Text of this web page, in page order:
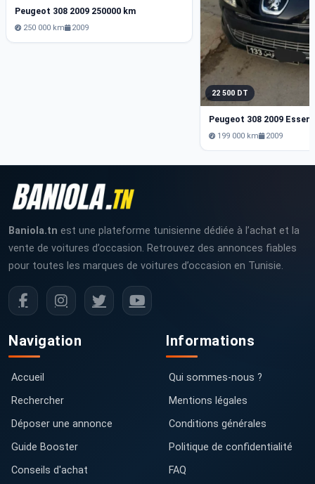
Peugeot 308 2009 250000 km
250 000 km 2009
22 500 DT
Peugeot 308 2009
199 000 km 2009
Baniola.tn est une plateforme tunisienne dédiée à l’achat et la
vente de voitures d’occasion. Retrouvez des annonces fiables
pour toutes les marques de voitures d’occasion en Tunisie.
Navigation
Accueil
Rechercher
Déposer une annonce
Guide Booster
Conseils d'achat
Informations
Qui sommes-nous ?
Mentions légales
Conditions générales
Politique de confidentialité
FAQ